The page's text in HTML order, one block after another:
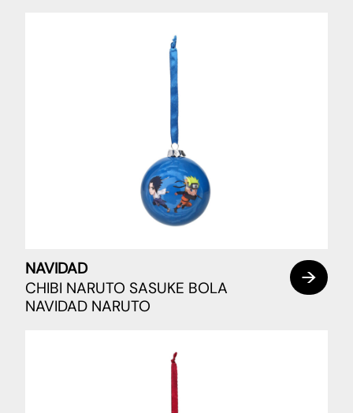
NAVIDAD
CHIBI NARUTO SASUKE BOLA
NAVIDAD NARUTO